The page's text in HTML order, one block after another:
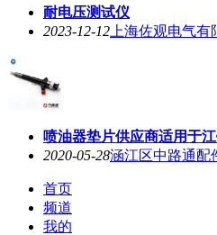
耐电压测试仪
2023-12-12 上海佐观电气有
喷油器垫片供应商适用于
2020-05-28涵江区中路通配
首页
频道
我的